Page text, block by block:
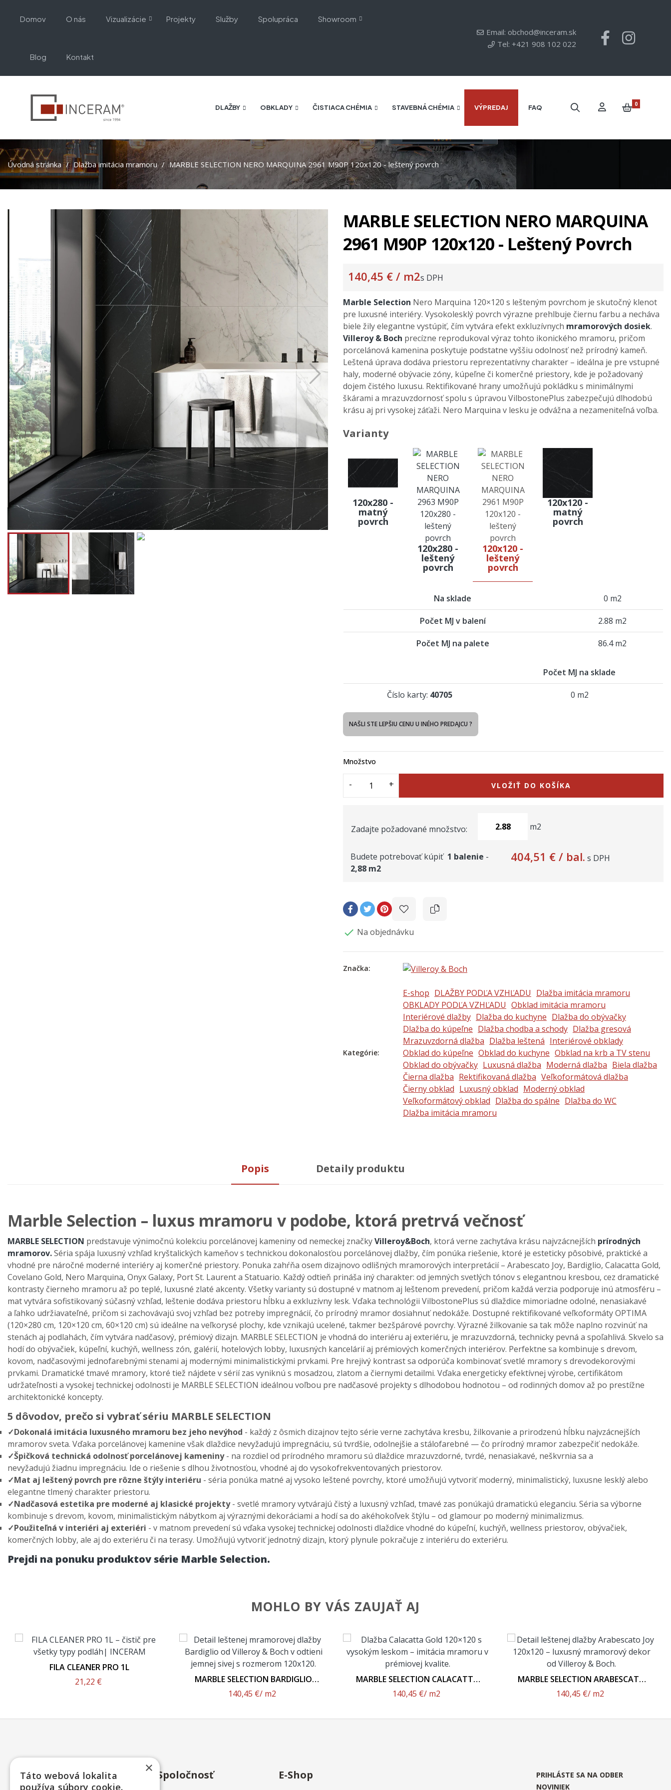
Domov O nás Vizualizácie Projekty Služby Spolupráca Showroom
Blog Kontakt
Email: obchod@inceram.sk
Tel: +421 908 102 022
DLAŽBY OBKLADY ČISTIACA CHÉMIA STAVEBNÁ CHÉMIA VÝPREDAJ FAQ 0
Úvodná stránka Dlažba imitácia mramoru MARBLE SELECTION NERO MARQUINA 2961 M90P 120x120 - leštený povrch
MARBLE SELECTION NERO MARQUINA
2961 M90P 120x120 - Leštený Povrch
140,45 € / m2s DPH
Marble Selection Nero Marquina 120×120 s lešteným povrchom je skutočný klenot
pre luxusné interiéry. Vysokolesklý povrch výrazne prehlbuje čiernu farbu a necháva
biele žily elegantne vystúpiť, čím vytvára efekt exkluzívnych mramorových dosiek.
Villeroy & Boch precízne reprodukoval výraz tohto ikonického mramoru, pričom
porcelánová kamenina poskytuje podstatne vyššiu odolnosť než prírodný kameň.
Leštená úprava dodáva priestoru reprezentatívny charakter – ideálna je pre vstupné
haly, moderné obývacie zóny, kúpeľne či komerčné priestory, kde je požadovaný
dojem čistého luxusu. Rektifikované hrany umožňujú pokládku s minimálnymi
škárami a mrazuvzdornosť spolu s úpravou VilbostonePlus zabezpečujú dlhodobú
krásu aj pri vysokej záťaži. Nero Marquina v lesku je odvážna a nezameniteľná voľba.
Varianty
120x280 -
matný
povrch
120x280 -
leštený
povrch
120x120 -
leštený
povrch
120x120 -
matný
povrch
Na sklade 0 m2
Počet MJ v balení 2.88 m2
Počet MJ na palete 86.4 m2
Počet MJ na sklade
Číslo karty: 40705 0 m2
NAŠLI STE LEPŠIU CENU U INÉHO PREDAJCU ?
Množstvo
VLOŽIŤ DO KOŠÍKA
Zadajte požadované množstvo: m2
Budete potrebovať kúpiť 1 balenie -
2,88 m2
404,51 € / bal. s DPH
 Na objednávku
Značka:
Kategórie:
E-shop DLAŽBY PODĽA VZHĽADU Dlažba imitácia mramoru
OBKLADY PODĽA VZHĽADU Obklad imitácia mramoru
Interiérové dlažby Dlažba do kuchyne Dlažba do obývačky
Dlažba do kúpeľne Dlažba chodba a schody Dlažba gresová
Mrazuvzdorná dlažba Dlažba leštená Interiérové obklady
Obklad do kúpeľne Obklad do kuchyne Obklad na krb a TV stenu
Obklad do obývačky Luxusná dlažba Moderná dlažba Biela dlažba
Čierna dlažba Rektifikovaná dlažba Veľkoformátová dlažba
Čierny obklad Luxusný obklad Moderný obklad
Veľkoformátový obklad Dlažba do spálne Dlažba do WC
Dlažba imitácia mramoru
Popis Detaily produktu
Marble Selection – luxus mramoru v podobe, ktorá pretrvá večnosť
MARBLE SELECTION predstavuje výnimočnú kolekciu porcelánovej kameniny od nemeckej značkyVilleroy&Boch, ktorá verne zachytáva krásu najvzácnejších prírodných
mramorov.Séria spája luxusný vzhľad kryštalických kameňov s technickou dokonalosťou porcelánovej dlažby, čím ponúka riešenie, ktoré je esteticky pôsobivé, praktické a
vhodné pre náročné moderné interiéry aj komerčné priestory. Ponuka zahŕňa osem dizajnovo odlišných mramorových interpretácií– Arabescato Joy, Bardiglio, Calacatta Gold,
Covelano Gold, Nero Marquina, Onyx Galaxy, Port St. Laurent a Statuario. Každý odtieň prináša iný charakter: od jemných svetlých tónov s elegantnou kresbou, cez dramatické
kontrasty čierneho mramoru až po teplé, luxusné zlaté akcenty. Všetky varianty sú dostupné v matnom aj leštenom prevedení, pričom každá verzia podporuje inú atmosféru –
mat vytvára sofistikovaný súčasný vzhľad, leštenie dodáva priestoru hĺbku a exkluzívny lesk. Vďaka technológii VilbostonePlus sú dlaždice mimoriadne odolné, nenasiakavé
a ľahko udržiavateľné, pričom si zachovávajú svoj vzhľad bez potreby impregnácií, čo prírodný mramor dosiahnuť nedokáže. Dostupné rektifikované veľkoformáty OPTIMA
(120×280 cm, 120×120 cm, 60×120 cm) sú ideálne na veľkorysé plochy, kde vznikajú ucelené, takmer bezšpárové povrchy. Výrazné žilkovanie sa tak môže naplno rozvinúť na
stenách aj podlahách, čím vytvára nadčasový, prémiový dizajn. MARBLE SELECTION je vhodná do interiéru aj exteriéru, je mrazuvzdorná, technicky pevná a spoľahlivá. Skvelo sa
hodí do obývačiek, kúpeľní, kuchýň, wellness zón, galérií, hotelových lobby, luxusných kancelárií aj prémiových komerčných interiérov. Perfektne sa kombinuje s drevom,
kovom, nadčasovými jednofarebnými stenami aj modernými minimalistickými prvkami. Pre hrejivý kontrast sa odporúča kombinovať svetlé mramory s drevodekorovými
prvkami. Dramatické tmavé mramory, ktoré tiež nájdete v sérií zas vyniknú s mosadzou, zlatom a čiernymi detailmi. Vďaka energeticky efektívnej výrobe, certifikátom
udržateľnosti a vysokej technickej odolnosti je MARBLE SELECTION ideálnou voľbou pre nadčasové projekty s dlhodobou hodnotou – od rodinných domov až po prestížne
architektonické koncepty.
5 dôvodov, prečo si vybrať sériu MARBLE SELECTION
✓Dokonalá imitácia luxusného mramoru bez jeho nevýhod - každý z ôsmich dizajnov tejto série verne zachytáva kresbu, žilkovanie a prirodzenú hĺbku najvzácnejších
mramorov sveta. Vďaka porcelánovej kamenine však dlaždice nevyžadujú impregnáciu, sú tvrdšie, odolnejšie a stálofarebné — čo prírodný mramor zabezpečiť nedokáže.
✓Špičková technická odolnosť porcelánovej kameniny- na rozdiel od prírodného mramoru sú dlaždice mrazuvzdorné, tvrdé, nenasiakavé, neškvrnia sa a
nevyžadujú žiadnu impregnáciu. Ide o riešenie s dlhou životnosťou, vhodné aj do vysokofrekventovaných priestorov.
✓Mat aj leštený povrch pre rôzne štýly interiéru - séria ponúka matné aj vysoko leštené povrchy, ktoré umožňujú vytvoriť moderný, minimalistický, luxusne lesklý alebo
elegantne tlmený charakter priestoru.
✓Nadčasová estetika pre moderné aj klasické projekty- svetlé mramory vytvárajú čistý a luxusný vzhľad, tmavé zas ponúkajú dramatickú eleganciu. Séria sa výborne
kombinuje s drevom, kovom, minimalistickým nábytkom aj výraznými dekoráciami a hodí sa do akéhokoľvek štýlu – od glamour po moderný minimalizmus.
✓Použiteľná v interiéri aj exteriéri - v matnom prevedenísú vďaka vysokej technickej odolnosti dlaždice vhodné do kúpeľní, kuchýň, wellness priestorov, obývačiek,
komerčných lobby, ale aj do exteriéru či na terasy. Umožňujú vytvoriť jednotný dizajn, ktorý plynule pokračuje z interiéru do exteriéru.
Prejdi na ponuku produktov série Marble Selection.
MOHLO BY VÁS ZAUJAŤ AJ
FILA CLEANER PRO 1L
21,22 €
MARBLE SELECTION BARDIGLIO
2961 M60P 120x120 - Leštený
Povrch
140,45 €/ m2
MARBLE SELECTION CALACATTA
GOLD 2961 M11P 120x120 -
Leštený Povrch
140,45 €/ m2
MARBLE SELECTION ARABESCATO
JOY 2961 M18P 120x120 - Leštený
Povrch
140,45 €/ m2
Spoločnosť E-Shop
PRIHLÁSTE SA NA ODBER
NOVINIEK
×
Táto webová lokalita
používa súbory cookie.